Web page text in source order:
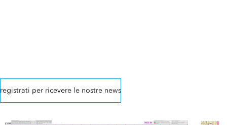
registrati per ricevere le nostre news